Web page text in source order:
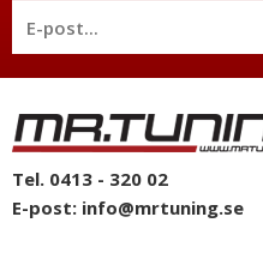
Tel. 0413 - 320 02
E-post: info@mrtuning.se